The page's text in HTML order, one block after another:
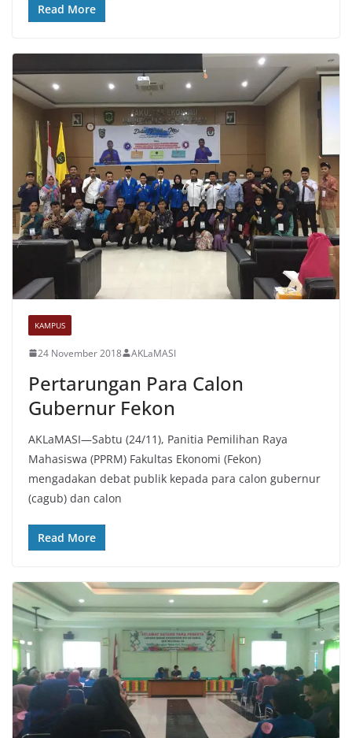
Read More
KAMPUS
24 November 2018 AKLaMASI
Pertarungan Para Calon
Gubernur Fekon
AKLaMASI—Sabtu (24/11), Panitia Pemilihan Raya
Mahasiswa (PPRM) Fakultas Ekonomi (Fekon)
mengadakan debat publik kepada para calon gubernur
(cagub) dan calon
Read More